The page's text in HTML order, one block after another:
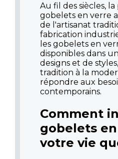
Au fil des siècles,
gobelets en verre
de l'artisanat
fabrication
les gobelets en
disponibles dans
designs et de
tradition à la
répondre aux
contemporains.
Comment
gobelets
votre vie